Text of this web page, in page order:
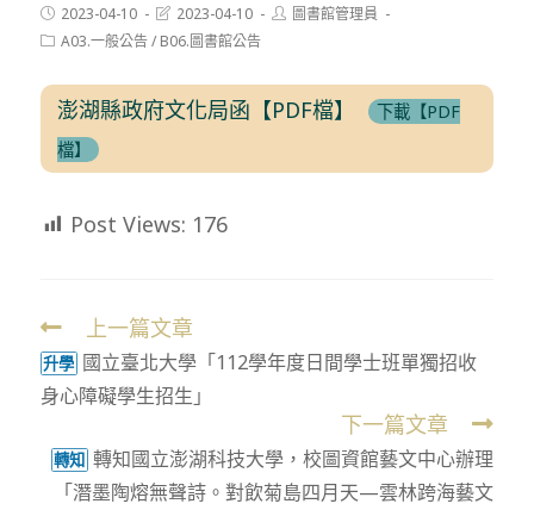
Post
published:
2023-04-10
Post
modified:
2023-04-10
Post圖書館管理員
PostA03.一般公告/ B06.圖書館公告
澎湖縣政府文化局函【PDF檔】
下載【PDF
檔】
Post Views: 176
Read
more
articles
上一篇文章
升學 國立臺北大學「112學年度日間學士班單獨招收
身心障礙學生招生」
下一篇文章
轉知 轉知國立澎湖科技大學，校圖資館藝文中心辦理
「潛墨陶熔無聲詩。對飲菊島四月天—雲林跨海藝文